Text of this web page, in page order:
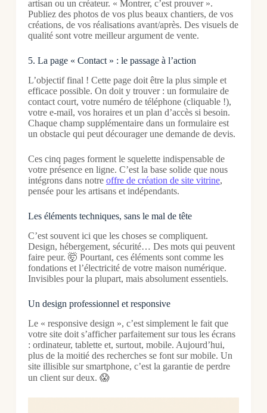
artisan ou un créateur. « Montrer, c’est prouver ».
Publiez des photos de vos plus beaux chantiers, de vos
créations, de vos réalisations avant/après. Des visuels de
qualité sont votre meilleur argument de vente.
5. La page « Contact » : le passage à l’action
L’objectif final ! Cette page doit être la plus simple et
efficace possible. On doit y trouver : un formulaire de
contact court, votre numéro de téléphone (cliquable !),
votre e-mail, vos horaires et un plan d’accès si besoin.
Chaque champ supplémentaire dans un formulaire est
un obstacle qui peut décourager une demande de devis.
Ces cinq pages forment le squelette indispensable de
votre présence en ligne. C’est la base solide que nous
intégrons dans notre offre de création de site vitrine,
pensée pour les artisans et indépendants.
Les éléments techniques, sans le mal de tête
C’est souvent ici que les choses se compliquent.
Design, hébergement, sécurité… Des mots qui peuvent
faire peur. 🤯 Pourtant, ces éléments sont comme les
fondations et l’électricité de votre maison numérique.
Invisibles pour la plupart, mais absolument essentiels.
Un design professionnel et responsive
Le « responsive design », c’est simplement le fait que
votre site doit s’afficher parfaitement sur tous les écrans
: ordinateur, tablette et, surtout, mobile. Aujourd’hui,
plus de la moitié des recherches se font sur mobile. Un
site illisible sur smartphone, c’est la garantie de perdre
un client sur deux. 😱